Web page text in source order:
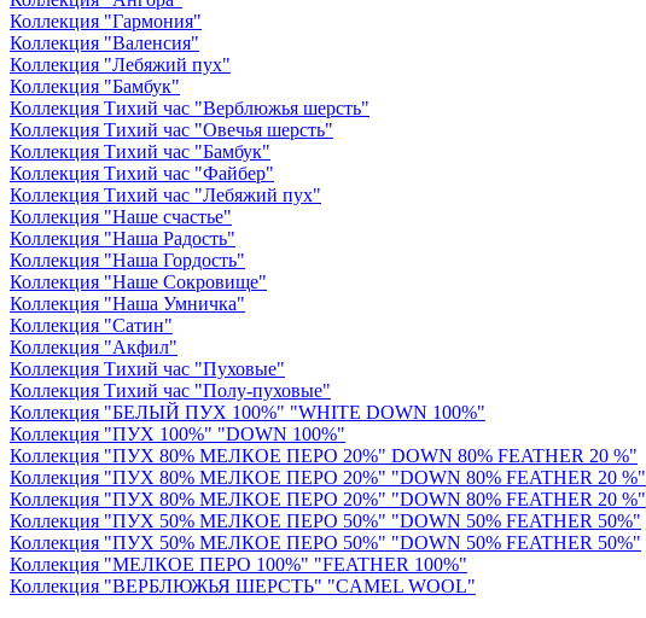
Коллекция "Гармония"
Коллекция "Валенсия"
Коллекция "Лебяжий пух"
Коллекция "Бамбук"
Коллекция Тихий час "Верблюжья шерсть"
Коллекция Тихий час "Овечья шерсть"
Коллекция Тихий час "Бамбук"
Коллекция Тихий час "Файбер"
Коллекция Тихий час "Лебяжий пух"
Коллекция "Наше счастье"
Коллекция "Наша Радость"
Коллекция "Наша Гордость"
Коллекция "Наше Сокровище"
Коллекция "Наша Умничка"
Коллекция "Сатин"
Коллекция "Акфил"
Коллекция Тихий час "Пуховые"
Коллекция Тихий час "Полу-пуховые"
Коллекция "БЕЛЫЙ ПУХ 100%" "WHITE DOWN 100%"
Коллекция "ПУХ 100%" "DOWN 100%"
Коллекция "ПУХ 80% МЕЛКОЕ ПЕРО 20%" DOWN 80% FEATHER 20 %"
Коллекция "ПУХ 80% МЕЛКОЕ ПЕРО 20%" "DOWN 80% FEATHER 20 %"
Коллекция "ПУХ 80% МЕЛКОЕ ПЕРО 20%" "DOWN 80% FEATHER 20 %"
Коллекция "ПУХ 50% МЕЛКОЕ ПЕРО 50%" "DOWN 50% FEATHER 50%"
Коллекция "ПУХ 50% МЕЛКОЕ ПЕРО 50%" "DOWN 50% FEATHER 50%"
Коллекция "МЕЛКОЕ ПЕРО 100%" "FEATHER 100%"
Коллекция "ВЕРБЛЮЖЬЯ ШЕРСТЬ" "CAMEL WOOL"